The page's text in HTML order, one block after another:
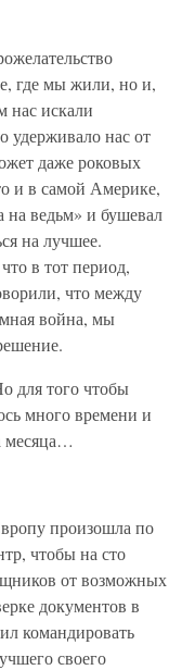
где мы жили, но и,
нас искали
удерживало нас от
даже роковых
и в самой Америке,
на ведьм» и бушевал
на лучшее.
в тот период,
что между
война, мы
для того чтобы
много времени и
месяца…
произошла по
чтобы на сто
от возможных
документов в
командировать
своего